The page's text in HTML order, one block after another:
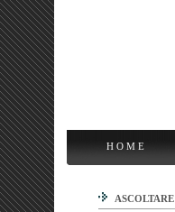
ASCOLTARE
H O M E